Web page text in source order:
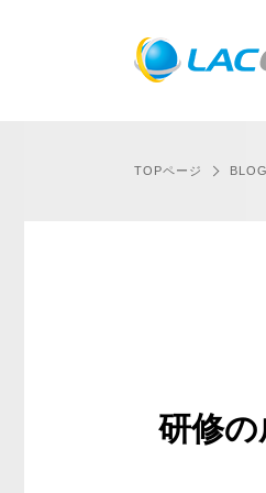
TOPページ BLOG
研修